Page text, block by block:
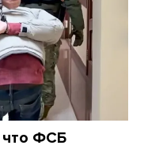
что ФСБ